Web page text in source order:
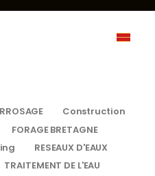
Construction
FORAGE BRETAGNE
RESEAUX D'EAUX
TRAITEMENT DE L'EAU